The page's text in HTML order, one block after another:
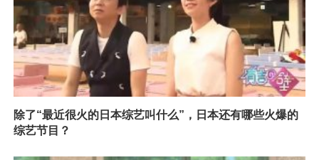
除了“最近很火的日本综艺叫什么”，日本还有哪些火爆的
综艺节目？